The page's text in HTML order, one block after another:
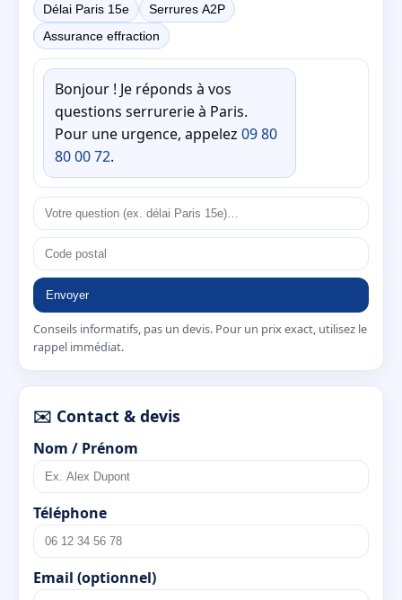
Délai Paris 15e
Serrures A2P
Assurance effraction
Bonjour ! Je réponds à vos
questions serrurerie à Paris.
Pour une urgence, appelez 09 80
80 00 72.
Envoyer
Conseils informatifs, pas un devis. Pour un prix exact, utilisez le
rappel immédiat.
✉️ Contact & devis
Nom / Prénom
Téléphone
Email (optionnel)